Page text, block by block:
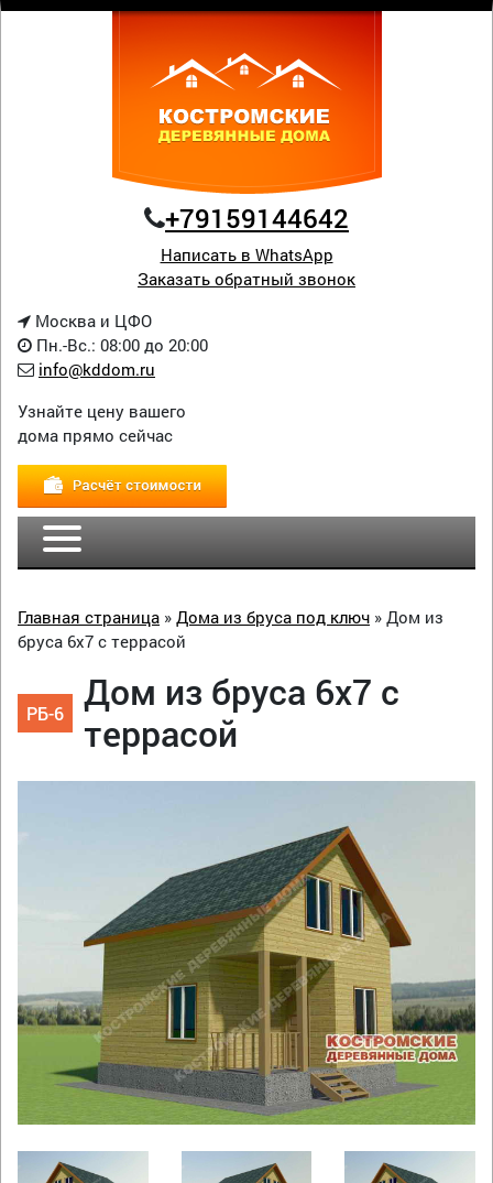
+79159144642
Написать в WhatsApp
Заказать обратный звонок
Москва и ЦФО
Пн.-Вс.: 08:00 до 20:00
info@kddom.ru
Узнайте цену вашего
дома прямо сейчас
Главная страница » Дома из бруса под ключ » Дом из
бруса 6х7 с террасой
РБ-6
Дом из бруса 6х7 с
террасой